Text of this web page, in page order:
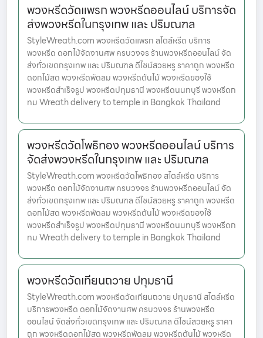
พวงหรีดวัดแพรก พวงหรีดออนไลน์ บริการจัด
ส่งพวงหรีดในกรุงเทพ และ ปริมณฑล
StyleWreath.com พวงหรีดวัดแพรก สไตล์หรีด บริการ
พวงหรีด ดอกไม้จัดงานศพ ครบวงจร ร้านพวงหรีดออนไลน์ จัด
ส่งทั่วเขตกรุงเทพ และ ปริมณฑล ดีไซน์สวยหรู ราคาถูก พวงหรีด
ดอกไม้สด พวงหรีดพัดลม พวงหรีดต้นไม้ พวงหรีดของใช้
พวงหรีดสำเร็จรูป พวงหรีดปทุมธานี พวงหรีดนนทบุรี พวงหรีดก
ทม Wreath delivery to temple in Bangkok Thailand
พวงหรีดวัดโพธิทอง พวงหรีดออนไลน์ บริการ
จัดส่งพวงหรีดในกรุงเทพ และ ปริมณฑล
StyleWreath.com พวงหรีดวัดโพธิทอง สไตล์หรีด บริการ
พวงหรีด ดอกไม้จัดงานศพ ครบวงจร ร้านพวงหรีดออนไลน์ จัด
ส่งทั่วเขตกรุงเทพ และ ปริมณฑล ดีไซน์สวยหรู ราคาถูก พวงหรีด
ดอกไม้สด พวงหรีดพัดลม พวงหรีดต้นไม้ พวงหรีดของใช้
พวงหรีดสำเร็จรูป พวงหรีดปทุมธานี พวงหรีดนนทบุรี พวงหรีดก
ทม Wreath delivery to temple in Bangkok Thailand
พวงหรีดวัดเทียนถวาย ปทุมธานี
StyleWreath.com พวงหรีดวัดเทียนถวาย ปทุมธานี สไตล์หรีด
บริการพวงหรีด ดอกไม้จัดงานศพ ครบวงจร ร้านพวงหรีด
ออนไลน์ จัดส่งทั่วเขตกรุงเทพ และ ปริมณฑล ดีไซน์สวยหรู ราคา
ถูก พวงหรีดดอกไม้สด พวงหรีดพัดลม พวงหรีดต้นไม้ พวงหรีด